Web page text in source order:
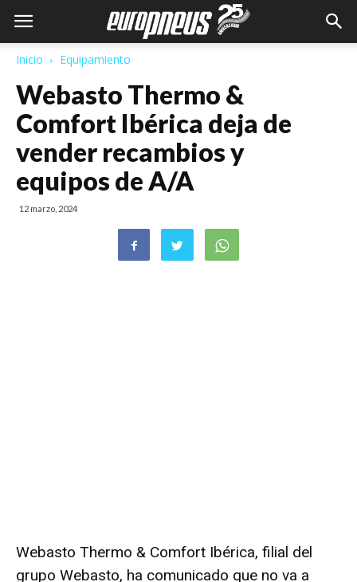
Inicio Equipamiento
Webasto Thermo &
Comfort Ibérica deja de
vender recambios y
equipos de A/A
12 marzo, 2024
Webasto Thermo & Comfort Ibérica, filial del
grupo Webasto, ha comunicado que no va a